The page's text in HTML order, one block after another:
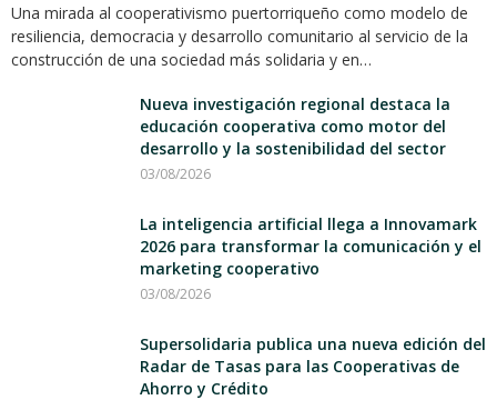
Una mirada al cooperativismo puertorriqueño como modelo de
resiliencia, democracia y desarrollo comunitario al servicio de la
construcción de una sociedad más solidaria y en…
Nueva investigación regional destaca la
educación cooperativa como motor del
desarrollo y la sostenibilidad del sector
03/08/2026
La inteligencia artificial llega a Innovamark
2026 para transformar la comunicación y el
marketing cooperativo
03/08/2026
Supersolidaria publica una nueva edición del
Radar de Tasas para las Cooperativas de
Ahorro y Crédito